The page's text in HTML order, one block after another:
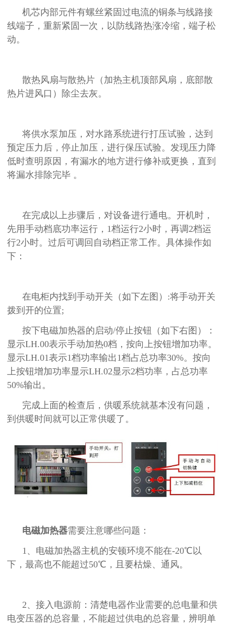
机芯内部元件有螺丝紧固过电流的铜条与线路接
线端子，重新紧固一次，以防线路热涨冷缩，端子松
动。
散热风扇与散热片（加热主机顶部风扇，底部散
热片进风口）除尘去灰。
将供水泵加压，对水路系统进行打压试验，达到
预定压力后，停止加压，进行保压试验。发现压力降
低时查明原因，有漏水的地方进行修补或更换，直到
将漏水排除完毕 。
在完成以上步骤后，对设备进行通电。开机时，
先用手动档底功率运行，1档运行2小时，再调2档运
行2小时。过后可调回自动档正常工作。具体操作如
下：
在电柜内找到手动开关（如下左图）:将手动开关
拨到开的位置;
按下电磁加热器的启动/停止按钮（如下右图）：
显示LH.00表示手动加热0档，按向上按钮增加功率。
显示LH.01表示1档功率输出1档占总功率30%。按向
上按钮增加功率显示LH.02显示2档功率，占总功率
50%输出。
完成上面的检查后，供暖系统就基本没有问题，
到供暖时间就可以正常供暖了。
电磁加热器需要注意哪些问题：
1、电磁加热器主机的安顿环境不能在-20℃以
下，最高也不能超过50℃，且要枯燥、通风。
2、接入电源前：清楚电器作业需要的总电量和供
电变压器的总容量，不能超过供电的总容量，辨明单